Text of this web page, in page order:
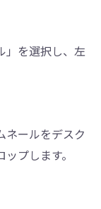
」を選択し、左
ネールをデスク
プします。